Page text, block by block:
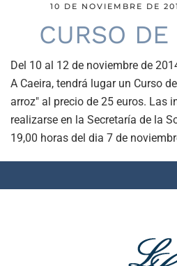
10 DE NOVIEMBRE DE
CURSO
Del 10 al 12 de noviembre de
A Caeira, tendrá lugar un Curso
arroz" al precio de 25 euros. Las
realizarse en la Secretaría de la
19,00 horas del dia 7 de